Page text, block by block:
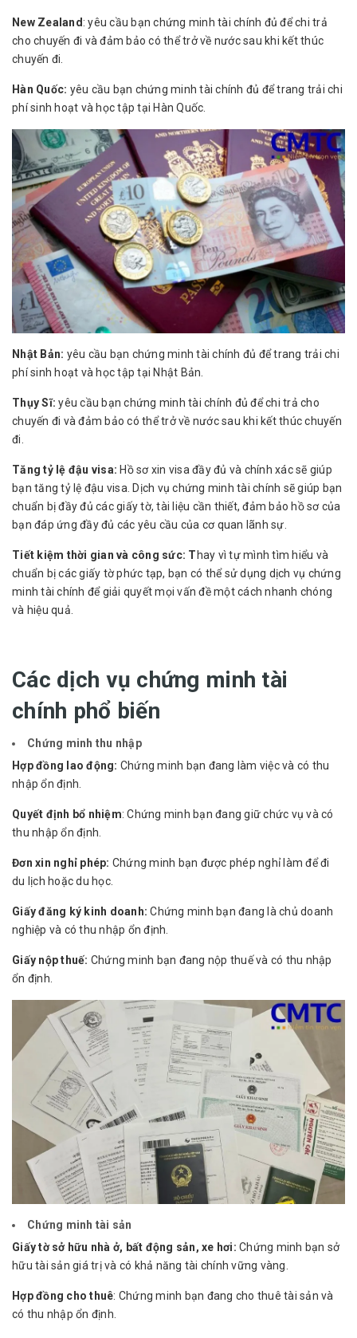
New Zealand : yêu cầu bạn chứng minh tài chính đủ để chi trả
cho chuyến đi và đảm bảo có thể trở về nước sau khi kết thúc
chuyến đi.
Hàn Quốc: yêu cầu bạn chứng minh tài chính đủ để trang trải chi
phí sinh hoạt và học tập tại Hàn Quốc.
Nhật Bản: yêu cầu bạn chứng minh tài chính đủ để trang trải chi
phí sinh hoạt và học tập tại Nhật Bản.
Thụy Sĩ:yêu cầu bạn chứng minh tài chính đủ để chi trả cho
chuyến đi và đảm bảo có thể trở về nước sau khi kết thúc chuyến
đi.
Tăng tỷ lệ đậu visa: Hồ sơ xin visa đầy đủ và chính xác sẽ giúp
bạn tăng tỷ lệ đậu visa. Dịch vụ chứng minh tài chính sẽ giúp bạn
chuẩn bị đầy đủ các giấy tờ, tài liệu cần thiết, đảm bảo hồ sơ của
bạn đáp ứng đầy đủ các yêu cầu của cơ quan lãnh sự.
Tiết kiệm thời gian và công sức: Thay vì tự mình tìm hiểu và
chuẩn bị các giấy tờ phức tạp, bạn có thể sử dụng dịch vụ chứng
minh tài chính để giải quyết mọi vấn đề một cách nhanh chóng
và hiệu quả.
Các dịch vụ chứng minh tài
chính phổ biến
Chứng minh thu nhập
Hợp đồng lao động: Chứng minh bạn đang làm việc và có thu
nhập ổn định.
Quyết định bổ nhiệm: Chứng minh bạn đang giữ chức vụ và có
thu nhập ổn định.
Đơn xin nghỉ phép: Chứng minh bạn được phép nghỉ làm để đi
du lịch hoặc du học.
Giấy đăng ký kinh doanh: Chứng minh bạn đang là chủ doanh
nghiệp và có thu nhập ổn định.
Giấy nộp thuế: Chứng minh bạn đang nộp thuế và có thu nhập
ổn định.
Chứng minh tài sản
Giấy tờ sở hữu nhà ở, bất động sản, xe hơi: Chứng minh bạn sở
hữu tài sản giá trị và có khả năng tài chính vững vàng.
Hợp đồng cho thuê: Chứng minh bạn đang cho thuê tài sản và
có thu nhập ổn định.